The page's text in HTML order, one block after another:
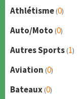
Athlétisme(0)
Auto/Moto (0)
Autres Sports(1)
Aviation (0)
Bateaux(0)